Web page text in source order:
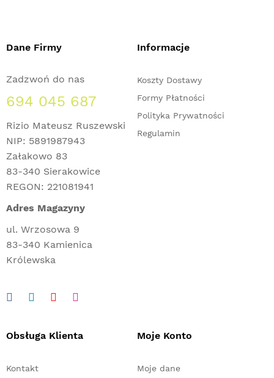
Dane Firmy
Zadzwoń do nas
694 045 687
Rizio Mateusz Ruszewski
NIP: 5891987943
Załakowo 83
83-340 Sierakowice
REGON: 221081941
Adres Magazyny
ul. Wrzosowa 9
83-340 Kamienica
Królewska
Informacje
Koszty Dostawy
Formy Płatności
Polityka Prywatności
Regulamin
Obsługa Klienta
Kontakt
Moje Konto
Moje dane